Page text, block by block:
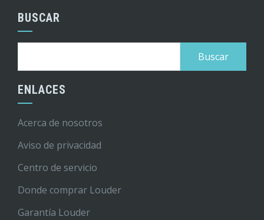
BUSCAR
ENLACES
Acerca de nosotros
Aviso de privacidad
Centro de servicio
Donde comprar Louder
Garantía Louder